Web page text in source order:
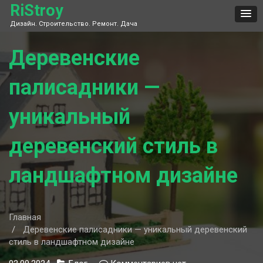
Skip
content
RiStroy
Дизайн. Строительство. Ремонт. Дача
Деревенские
палисадники —
уникальный
деревенский стиль в
ландшафтном дизайне
Главная
Деревенские палисадники — уникальный деревенский
стиль в ландшафтном дизайне